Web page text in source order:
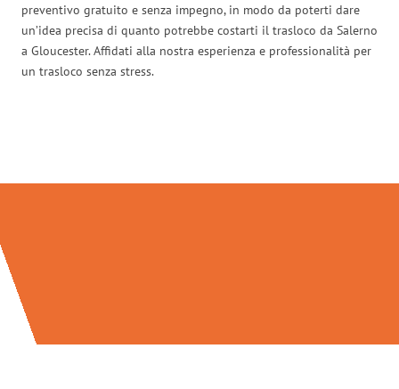
preventivo gratuito e senza impegno, in modo da poterti dare
un’idea precisa di quanto potrebbe costarti il trasloco da Salerno
a Gloucester. Affidati alla nostra esperienza e professionalità per
un trasloco senza stress.